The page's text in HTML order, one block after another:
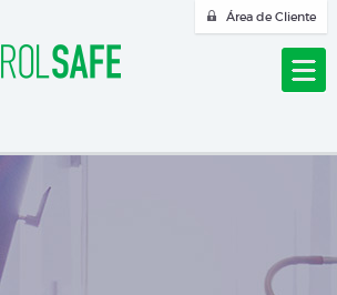
Área de Cliente